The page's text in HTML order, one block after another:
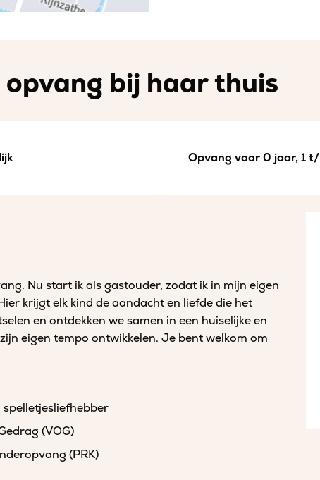
bij haar thuis
Opvang voor 0 jaar, 1
Nu start ik als gastouder, zodat ik in mijn eigen
krijgt elk kind de aandacht en liefde die het
en ontdekken we samen in een huiselijke en
eigen tempo ontwikkelen. Je bent welkom om
(VOG)
(PRK)